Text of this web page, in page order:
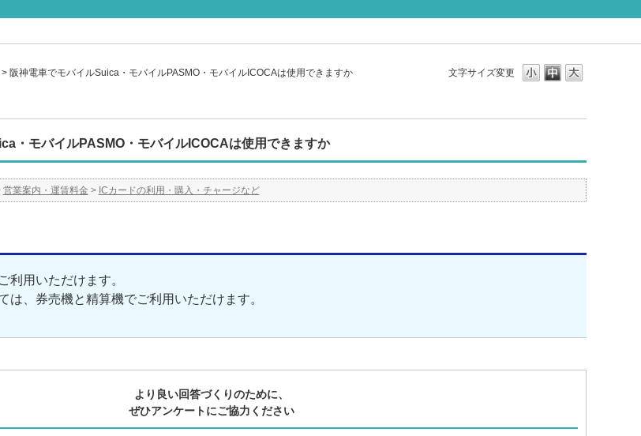
文字サイズ変更
> 阪神電車でモバイルSuica・モバイルPASMO・モバイルICOCAは使用できますか
・モバイルPASMO・モバイルICOCAは使用できますか
営業案内・運賃料金 > ICカードの利用・購入・チャージなど
利用いただけます。
は、券売機と精算機でご利用いただけます。
より良い回答づくりのために、
ぜひアンケートにご協力ください